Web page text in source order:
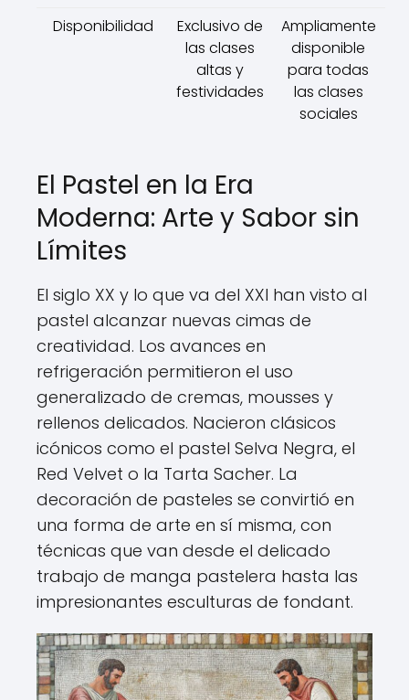
Disponibilidad
Exclusivo de
las clases
altas y
festividades
Ampliamente
disponible
para todas
las clases
sociales
El Pastel en la Era
Moderna: Arte y Sabor sin
Límites
El siglo XX y lo que va del XXI han visto al
pastel alcanzar nuevas cimas de
creatividad. Los avances en
refrigeración permitieron el uso
generalizado de cremas, mousses y
rellenos delicados. Nacieron clásicos
icónicos como el pastel Selva Negra, el
Red Velvet o la Tarta Sacher. La
decoración de pasteles se convirtió en
una forma de arte en sí misma, con
técnicas que van desde el delicado
trabajo de manga pastelera hasta las
impresionantes esculturas de fondant.